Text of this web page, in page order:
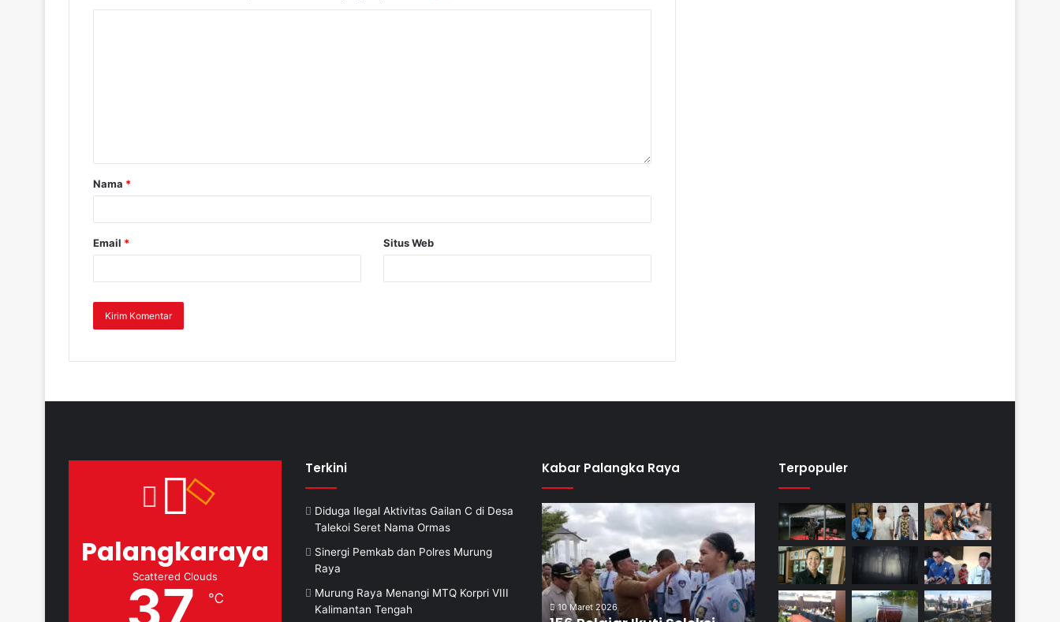
Nama *
Email * Situs Web
Palangkaraya
Scattered Clouds
℃
Terkini
Diduga Ilegal Aktivitas Gailan C di Desa
Talekoi Seret Nama Ormas
Sinergi Pemkab dan Polres Murung
Raya
Murung Raya Menangi MTQ Korpri VIII
Kalimantan Tengah
Kabar Palangka Raya
10 Maret 2026
Terpopuler